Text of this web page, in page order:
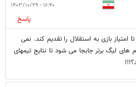
۱۶:۴۰ - ۱۴۰۳/۱۰/۲۹
پاسخ
بازی به استقلال را تقدیم کند. نمی
های لیگ برتر جابجا می شود تا نتایج تیمهای